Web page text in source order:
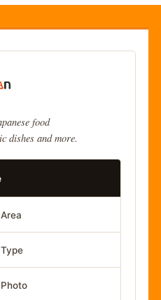
food
dishes and more.